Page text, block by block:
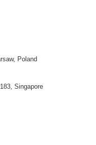
Poland
Singapore